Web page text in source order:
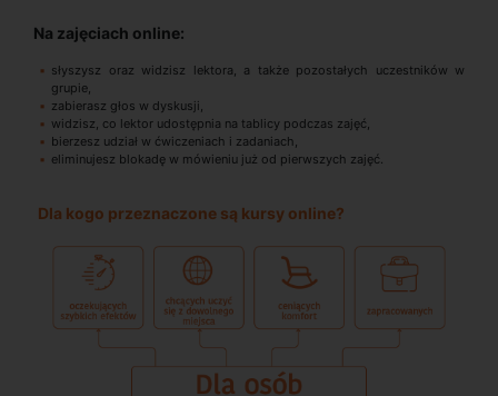
Na zajęciach online:
słyszysz oraz widzisz lektora, a także pozostałych uczestników w
grupie,
zabierasz głos w dyskusji,
widzisz, co lektor udostępnia na tablicy podczas zajęć,
bierzesz udział w ćwiczeniach i zadaniach,
eliminujesz blokadę w mówieniu już od pierwszych zajęć.
Dla kogo przeznaczone są kursy online?